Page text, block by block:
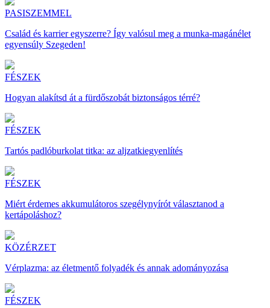
PASISZEMMEL
Család és karrier egyszerre? Így valósul meg a munka-magánélet
egyensúly Szegeden!
FÉSZEK
Hogyan alakítsd át a fürdőszobát biztonságos térré?
FÉSZEK
Tartós padlóburkolat titka: az aljzatkiegyenlítés
FÉSZEK
Miért érdemes akkumulátoros szegélynyírót választanod a
kertápoláshoz?
KÖZÉRZET
Vérplazma: az életmentő folyadék és annak adományozása
FÉSZEK